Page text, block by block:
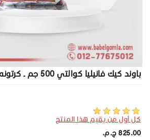
باوند كيك فانيليا كوالتي 500 جم ـ كرتونه
كل أول من يقيم هذا المنتج
825.00 ج.م.‏